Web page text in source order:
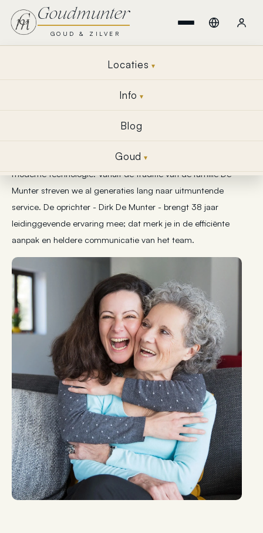
Overslaan
naar
inhoud
Goudmunter
GOUD & ZILVER
Locaties
Info
Blog
Goud
Over Goudmunter
Goudmunter is een Belgische, onafhankelijke aankoop‑ en
warm menselijk contact met strikte professionaliteit en
moderne technologie. Vanuit de traditie van de familie De
Munter streven we al generaties lang naar uitmuntende
service. De oprichter - Dirk De Munter - brengt 38 jaar
leidinggevende ervaring mee; dat merk je in de efficiënte
aanpak en heldere communicatie van het team.